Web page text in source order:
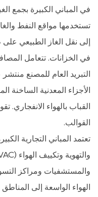
في المباني الكبيرة بجمع
تستخدمها مواقع النفط
إلى نقل الغاز الطبيعي
في الخزانات. تتعامل
التبريد العام للمصنع
الأجزاء المعدنية الساخنة
القباب بالهواء الانفجاري.
القوالب.
تعتمد المباني التجارية
والمستشفيات ومراكز
الهواء الواسعة إلى